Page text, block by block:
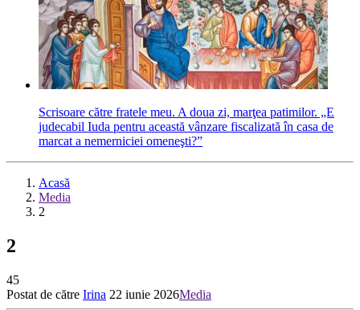
Scrisoare către fratele meu. A doua zi, marţea patimilor. „E
judecabil Iuda pentru această vânzare fiscalizată în casa de
marcat a nemerniciei omeneşti?”
Acasă
Media
2
2
45
Postat de către Irina 22 iunie 2026Media